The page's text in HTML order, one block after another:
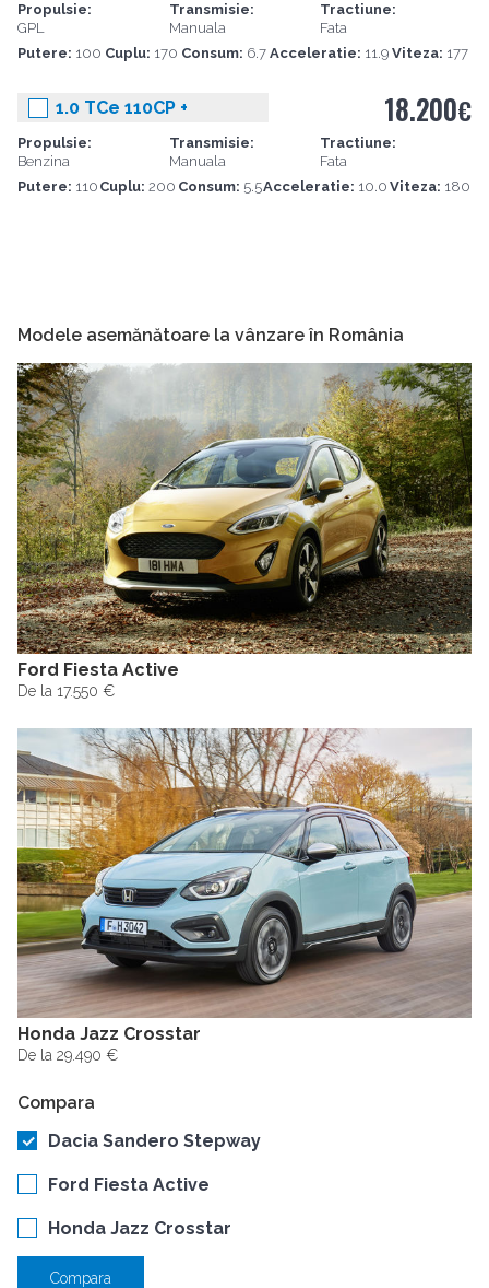
Propulsie:
GPL
Transmisie:
Manuala
Tractiune:
Fata
Putere: 100 Cuplu: 170 Consum: 6.7 Acceleratie: 11.9 Viteza: 177
1.0 TCe 110CP +
Propulsie:
Benzina
Transmisie:
Manuala
Tractiune:
Fata
Putere: 110 Cuplu:200 Consum: 5.5Acceleratie: 10.0 Viteza: 180
18.200€
Modele asemănătoare la vânzare în România
Ford Fiesta Active
De la 17.550 €
Honda Jazz Crosstar
De la 29.490 €
Compara
Dacia Sandero Stepway
Ford Fiesta Active
Honda Jazz Crosstar
Compara